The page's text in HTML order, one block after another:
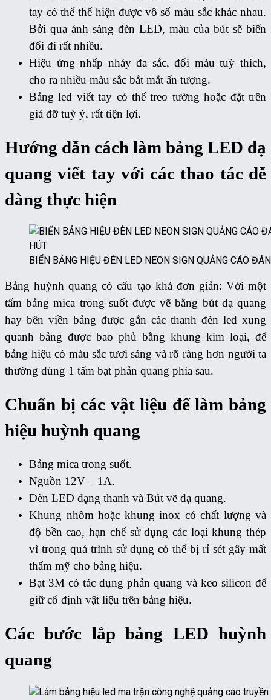
tay có thể thể hiện được vô số màu sắc khác nhau.
Bởi qua ánh sáng đèn LED, màu của bút sẽ biến
đổi đi rất nhiều.
Hiệu ứng nhấp nháy đa sắc, đổi màu tuỳ thích,
cho ra nhiều màu sắc bắt mắt ấn tượng.
Bảng led viết tay có thể treo tường hoặc đặt trên
giá đỡ tuỳ ý, rất tiện lợi.
Hướng dẫn cách làm bảng LED dạ
quang viết tay với các thao tác dễ
dàng thực hiện
BIỂN BẢNG HIỆU ĐÈN LED NEON SIGN QUẢNG CÁO
Bảng huỳnh quang có cấu tạo khá đơn giản: Với một
tấm bảng mica trong suốt được vẽ bằng bút dạ quang
hay bên viền bảng được gắn các thanh đèn led xung
quanh bảng được bao phủ bằng khung kim loại, để
bảng hiệu có màu sắc tươi sáng và rõ ràng hơn người ta
thường dùng 1 tấm bạt phản quang phía sau.
Chuẩn bị các vật liệu để làm bảng
hiệu huỳnh quang
Bảng mica trong suốt.
Nguồn 12V – 1A.
Đèn LED dạng thanh và Bút vẽ dạ quang.
Khung nhôm hoặc khung inox có chất lượng và
độ bền cao, hạn chế sử dụng các loại khung thép
vì trong quá trình sử dụng có thể bị rỉ sét gây mất
thẩm mỹ cho bảng hiệu.
Bạt 3M có tác dụng phản quang và keo silicon để
giữ cố định vật liệu trên bảng hiệu.
Các bước lắp bảng LED huỳnh
quang